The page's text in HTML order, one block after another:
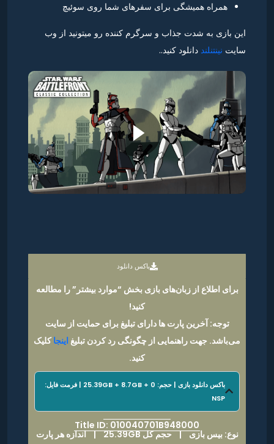
همراه همیشگی برای سفرهای شما روی سوئیچ
این بازی به شدت جذاب و سرگرم کننده رو میتونید از وب
سایت نینتنلند دانلود کنید..
باکس دانلود
برای اطلاع از زبان‌های بازی بخش “موارد بیشتر” را مطالعه
کنید!
توجه: آخرین پارت ها دارای تبلیغ برای حمایت از سایت
می‌باشد. جهت راهنمایی از چگونگی رد کردن تبلیغ اینجاکلیک
کنید.
باکس دانلود بازی | حجم: 25.39GB + 8.7GB + 0 | فرمت فایل:
NSP
Title ID: 010040701B948000
نوع: بیس بازی | حجم کل 25.39GB | اندازه هر پارت